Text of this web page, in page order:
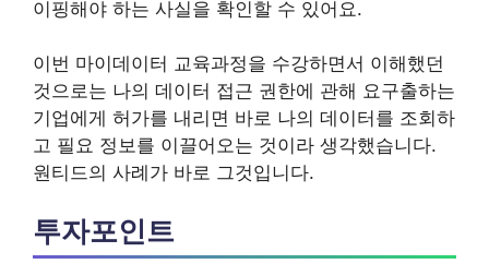
이핑해야 하는 사실을 확인할 수 있어요.
이번 마이데이터 교육과정을 수강하면서 이해했던
것으로는 나의 데이터 접근 권한에 관해 요구출하는
기업에게 허가를 내리면 바로 나의 데이터를 조회하
고 필요 정보를 이끌어오는 것이라 생각했습니다.
원티드의 사례가 바로 그것입니다.
투자포인트